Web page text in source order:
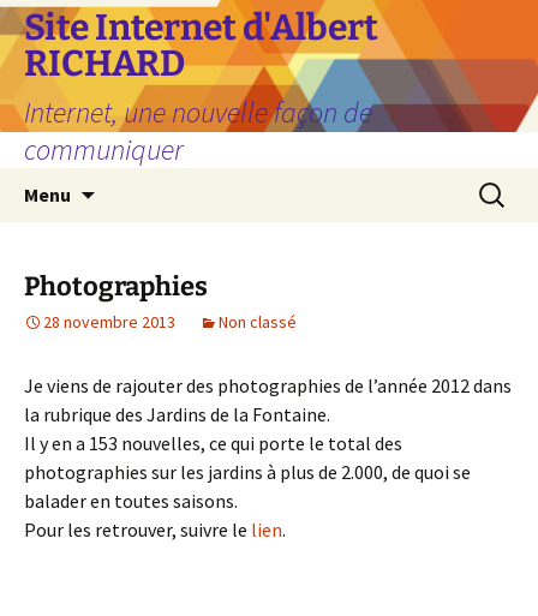
Aller
au
contenu
Site Internet d'Albert
RICHARD
Internet, une nouvelle façon de
communiquer
Menu
Photographies
28 novembre 2013 Non classé
Je viens de rajouter des photographies de l’année 2012 dans
la rubrique des Jardins de la Fontaine.
Il y en a 153 nouvelles, ce qui porte le total des
photographies sur les jardins à plus de 2.000, de quoi se
balader en toutes saisons.
Pour les retrouver, suivre le lien.